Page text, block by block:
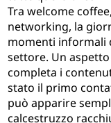
Tra welcome
networking, la
momenti informali
settore. Un
completa i
stato il primo
può apparire
calcestruzzo